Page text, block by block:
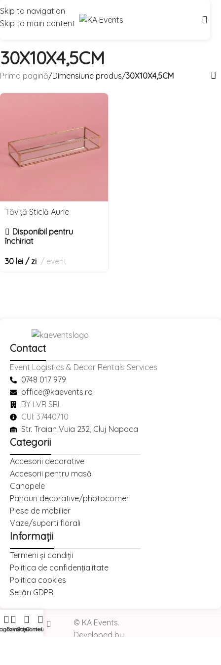
Skip to navigation
Skip to main content
30X10X4,5CM
Prima pagină/Dimensiune produs/30X10X4,5CM
Tăviță Sticlă Aurie
Disponibil pentru
închiriat
30 lei / zi event
Contact
Event Logistics & Decor Rentals Services
0748 017 979
office@kaevents.ro
BY LVR SRL
CUI: 37440710
Str. Traian Vuia 232, Cluj Napoca
Categorii
Accesorii decorative
Accesorii pentru masă
Canapele
Panouri decorative/photocorner
Piese de mobilier
Vaze/suporti florali
Informații
Termeni și condiții
Politica de confidențialitate
Politica cookies
Setări GDPR
© KA Events.
Developed by
FavoriteCoșul meu
Contul meu